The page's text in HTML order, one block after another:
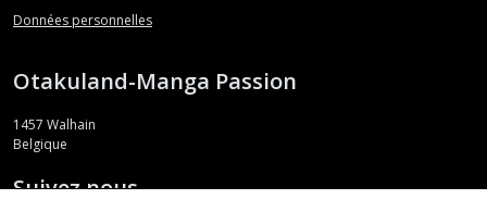
Données personnelles
Otakuland-Manga Passion
1457 Walhain
Belgique
Suivez nous